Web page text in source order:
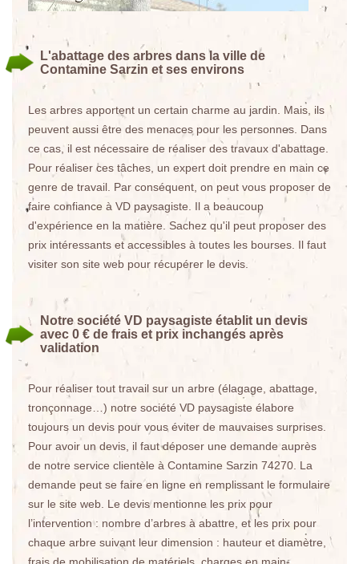
L'abattage des arbres dans la ville de
Contamine Sarzin et ses environs
Les arbres apportent un certain charme au jardin. Mais, ils
peuvent aussi être des menaces pour les personnes. Dans
ce cas, il est nécessaire de réaliser des travaux d'abattage.
Pour réaliser ces tâches, un expert doit prendre en main ce
genre de travail. Par conséquent, on peut vous proposer de
faire confiance à VD paysagiste. Il a beaucoup
d'expérience en la matière. Sachez qu'il peut proposer des
prix intéressants et accessibles à toutes les bourses. Il faut
visiter son site web pour récupérer le devis.
Notre société VD paysagiste établit un devis
avec 0 € de frais et prix inchangés après
validation
Pour réaliser tout travail sur un arbre (élagage, abattage,
tronçonnage…) notre société VD paysagiste élabore
toujours un devis pour vous éviter de mauvaises surprises.
Pour avoir un devis, il faut déposer une demande auprès
de notre service clientèle à Contamine Sarzin 74270. La
demande peut se faire en ligne en remplissant le formulaire
sur le site web. Le devis mentionne les prix pour
l’intervention : nombre d’arbres à abattre, et les prix pour
chaque arbre suivant leur dimension : hauteur et diamètre,